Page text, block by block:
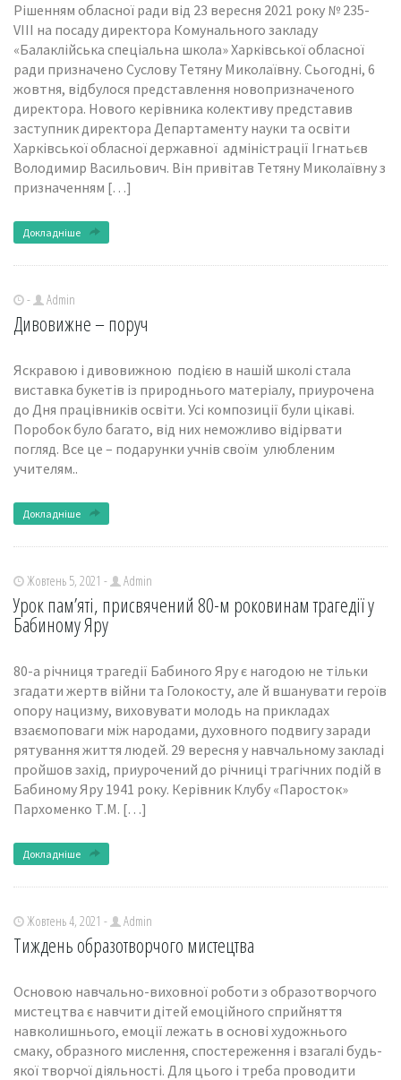
Рішенням обласної ради від 23 вересня 2021 року № 235-
VIII на посаду директора Комунального закладу
«Балаклійська спеціальна школа» Харківської обласної
ради призначено Суслову Тетяну Миколаївну. Сьогодні, 6
жовтня, відбулося представлення новопризначеного
директора. Нового керівника колективу представив
заступник директора Департаменту науки та освіти
Харківської обласної державної адміністрації Ігнатьєв
Володимир Васильович. Він привітав Тетяну Миколаївну з
призначенням […]
Докладніше
- Admin
Дивовижне – поруч
Яскравою і дивовижною подією в нашій школі стала
виставка букетів із природнього матеріалу, приурочена
до Дня працівників освіти. Усі композиції були цікаві.
Поробок було багато, від них неможливо відірвати
погляд. Все це – подарунки учнів своїм улюбленим
учителям..
Докладніше
Жовтень 5, 2021 - Admin
Урок пам’яті, присвячений 80-м роковинам трагедії у
Бабиному Яру
80-а річниця трагедії Бабиного Яру є нагодою не тільки
згадати жертв війни та Голокосту, але й вшанувати героїв
опору нацизму, виховувати молодь на прикладах
взаємоповаги між народами, духовного подвигу заради
рятування життя людей. 29 вересня у навчальному закладі
пройшов захід, приурочений до річниці трагічних подій в
Бабиному Яру 1941 року. Керівник Клубу «Паросток»
Пархоменко Т.М. […]
Докладніше
Жовтень 4, 2021 - Admin
Тиждень образотворчого мистецтва
Основою навчально-виховної роботи з образотворчого
мистецтва є навчити дітей емоційного сприйняття
навколишнього, емоції лежать в основі художнього
смаку, образного мислення, спостереження і взагалі будь-
якої творчої діяльності. Для цього і треба проводити